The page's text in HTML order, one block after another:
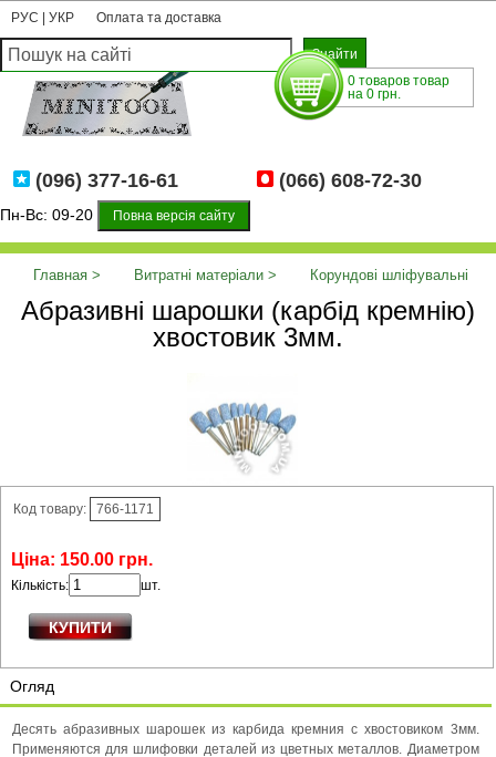
РУС УКР Оплата та доставка
0 товаров товар
на 0 грн.
(096) 377-16-61 (066) 608-72-30
Пн-Вс: 09-20 Повна версія сайту
Главная Витратні матеріали
Корундові шліфувальні
насадки
Абразивні шарошки (карбід кремнію) хвостовик 3мм.
Абразивні шарошки (карбід кремнію)
хвостовик 3мм.
Код товару: 766-1171
Ціна: 150.00 грн.
Кількість: шт.
Огляд
Десять абразивных шарошек из карбида кремния с хвостовиком 3мм.
Применяются для шлифовки деталей из цветных металлов. Диаметром